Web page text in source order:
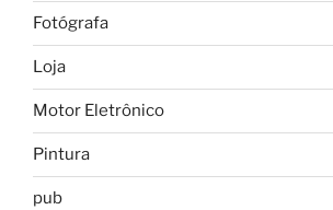
Fotógrafa
Loja
Motor Eletrônico
Pintura
pub